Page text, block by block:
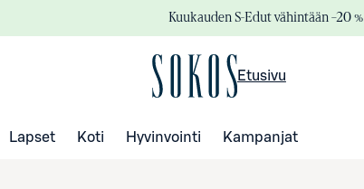
Kuukauden S-Edut vähintään –20 %
Etusivu
Lapset Koti Hyvinvointi Kampanjat